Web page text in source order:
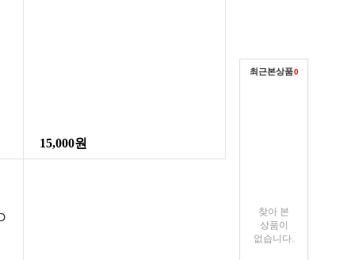
최근본상품0
찾아 본
상품이
없습니다.
15,000원